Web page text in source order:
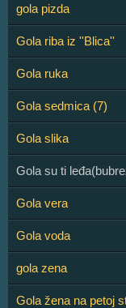
gola pizda
Gola riba iz ''Blica''
Gola ruka
Gola sedmica (7)
Gola slika
Gola su ti
Gola vera
Gola voda
gola zena
Gola žena na petoj